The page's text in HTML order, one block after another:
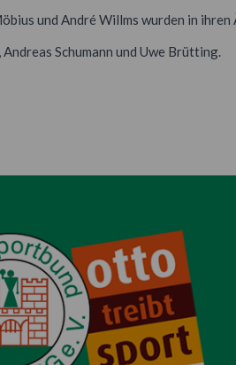
und André Willms wurden in
Schumann und Uwe Brütting.